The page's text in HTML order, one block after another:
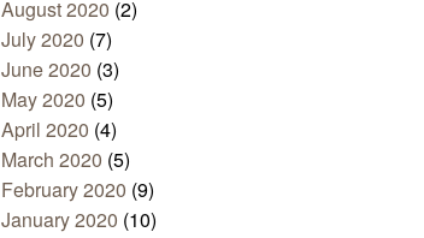
August 2020 (2)
July 2020 (7)
June 2020 (3)
May 2020 (5)
April 2020 (4)
March 2020 (5)
February 2020 (9)
January 2020 (10)